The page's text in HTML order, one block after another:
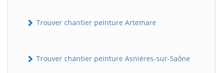
Trouver chantier peinture Artemare
Trouver chantier peinture Asnières-sur-Saône